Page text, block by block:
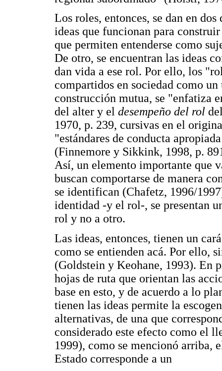
Los roles, entonces, se dan en
ideas que funcionan para
que permiten entenderse como
De otro, se encuentran las ideas
dan vida a ese rol. Por ello, los
compartidos en sociedad como
construcción mutua, se "enfatiza
del alter y el desempeño del rol
1970, p. 239, cursivas en el
"estándares de conducta
(Finnemore y Sikkink, 1998, p.
Así, un elemento importante que
buscan comportarse de manera
se identifican (Chafetz, 1996/
identidad -y el rol-, se presentan
rol y no a otro.
Las ideas, entonces, tienen un
como se entienden acá. Por ello,
(Goldstein y Keohane, 1993). En
hojas de ruta que orientan las
base en esto, y de acuerdo a lo
tienen las ideas permite la
alternativas, de una que
considerado este efecto como el
1999), como se mencionó arriba,
Estado corresponde a un